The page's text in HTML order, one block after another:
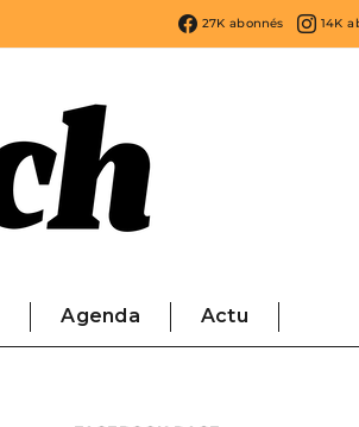
27K abonnés 14K
Agenda Actu